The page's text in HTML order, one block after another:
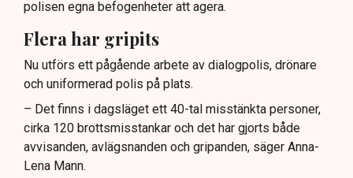
polisen egna befogenheter att agera.
Flera har gripits
Nu utförs ett pågående arbete av dialogpolis, drönare
och uniformerad polis på plats.
– Det finns i dagsläget ett 40-tal misstänkta personer,
cirka 120 brottsmisstankar och det har gjorts både
avvisanden, avlägsnanden och gripanden, säger Anna-
Lena Mann.